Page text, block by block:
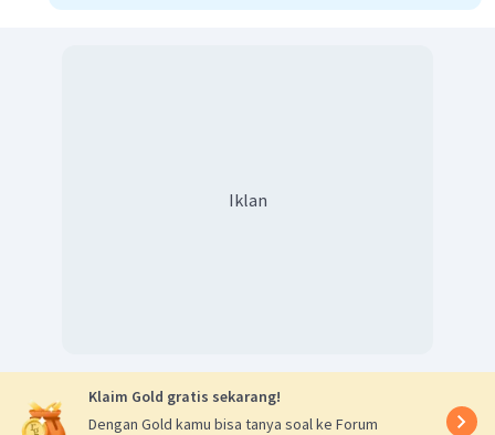
Iklan
Klaim Gold gratis sekarang!
Dengan Gold kamu bisa tanya soal ke Forum